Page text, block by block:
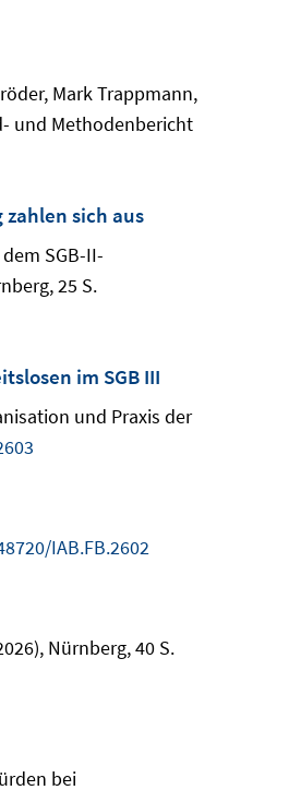
Mark Trappmann,
und Methodenbericht
sich aus
SGB-II-
25 S.
im SGB III
und Praxis der
IAB.FB.2602
Nürnberg, 40 S.
bei